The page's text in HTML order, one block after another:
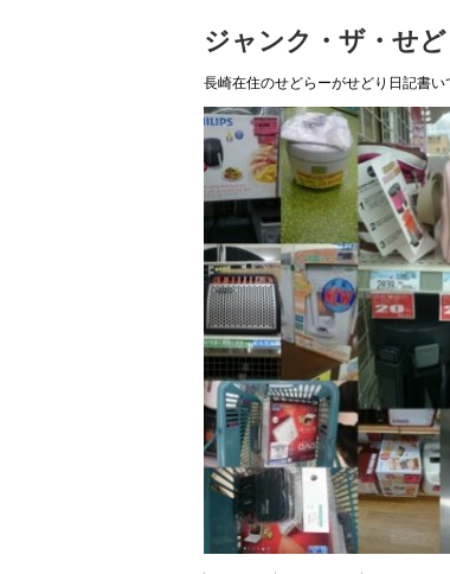
ジャンク・ザ・せど
長崎在住のせどらーがせどり日記書い